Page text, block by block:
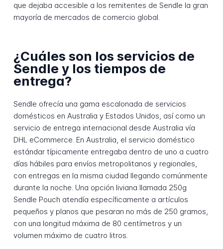
que dejaba accesible a los remitentes de Sendle la gran
mayoría de mercados de comercio global.
¿Cuáles son los servicios de
Sendle y los tiempos de
entrega?
Sendle ofrecía una gama escalonada de servicios
domésticos en Australia y Estados Unidos, así como un
servicio de entrega internacional desde Australia vía
DHL eCommerce. En Australia, el servicio doméstico
estándar típicamente entregaba dentro de uno a cuatro
días hábiles para envíos metropolitanos y regionales,
con entregas en la misma ciudad llegando comúnmente
durante la noche. Una opción liviana llamada 250g
Sendle Pouch atendía específicamente a artículos
pequeños y planos que pesaran no más de 250 gramos,
con una longitud máxima de 80 centímetros y un
volumen máximo de cuatro litros.